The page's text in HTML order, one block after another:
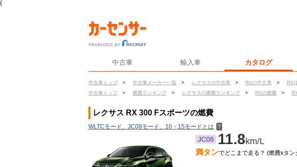
{
中古車 輸入車 カタログ
中古車トップ > 中古車メーカー一覧 > レクサスの中古車 > RXの中古車 >
中古車トップ
> 燃費ランキング > レクサスの燃費ランキング > RXの燃費 >
レクサス RX 300 Fスポーツの燃費
WLTCモード、JC08モード、10・15モードとは ？
JC08 11.8km/L
満タンでどこまで走る？ (燃費xタン